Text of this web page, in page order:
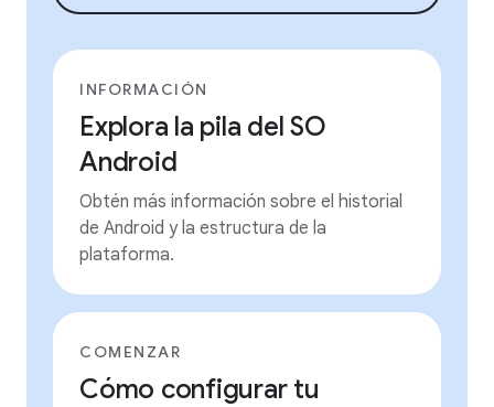
INFORMACIÓN
Explora la pila del SO
Android
Obtén más información sobre el historial
de Android y la estructura de la
plataforma.
COMENZAR
Cómo configurar tu